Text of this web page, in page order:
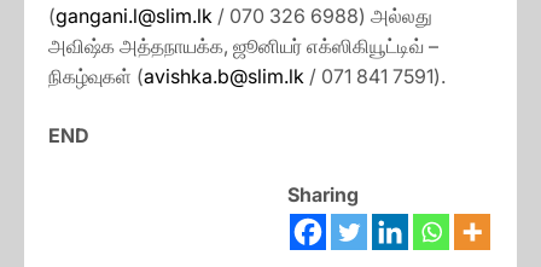
(gangani.l@slim.lk / 070 326 6988) அல்லது
அவிஷ்க அத்தநாயக்க, ஜூனியர் எக்ஸிகியூட்டிவ் –
நிகழ்வுகள் (avishka.b@slim.lk / 071 841 7591).
END
Sharing